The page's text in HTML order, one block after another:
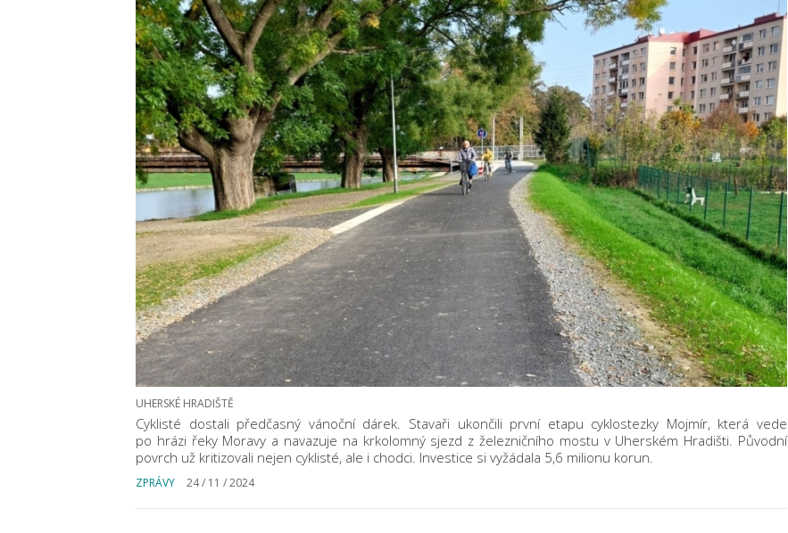
UHERSKÉ HRADIŠTĚ
Cyklisté dostali předčasný vánoční dárek. Stavaři ukončili první etapu cyklostezky Mojmír, která vede
po hrázi řeky Moravy a navazuje na krkolomný sjezd z železničního mostu v Uherském Hradišti. Původní
povrch už kritizovali nejen cyklisté, ale i chodci. Investice si vyžádala 5,6 milionu korun.
ZPRÁVY 24 / 11 / 2024